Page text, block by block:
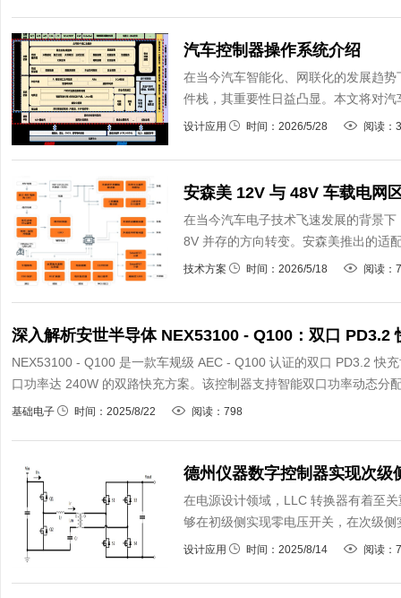
汽车控制器操作系统介绍
在当今汽车智能化、网联化的发展趋
件栈，其重要性日益凸显。本文将对
设计应用 时间：2026/5/28 阅读：
安森美 12V 与 48V 车载电网
在当今汽车电子技术飞速发展的背景
8V 并存的方向转变。安森美推出的适
技术方案 时间：2026/5/18 阅读：
深入解析安世半导体 NEX53100 - Q100：双口 PD3.2
NEX53100 - Q100 是一款车规级 AEC - Q100 认证的双口 PD3.2 快
口功率达 240W 的双路快充方案。该控制器支持智能双口功率动态分
基础电子 时间：2025/8/22 阅读：798
德州仪器数字控制器实现次级
在电源设计领域，LLC 转换器有着至
够在初级侧实现零电压开关，在次级
设计应用 时间：2025/8/14 阅读：